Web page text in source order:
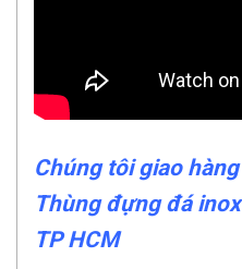
Chúng tôi giao
Thùng đựng đá
TP HCM